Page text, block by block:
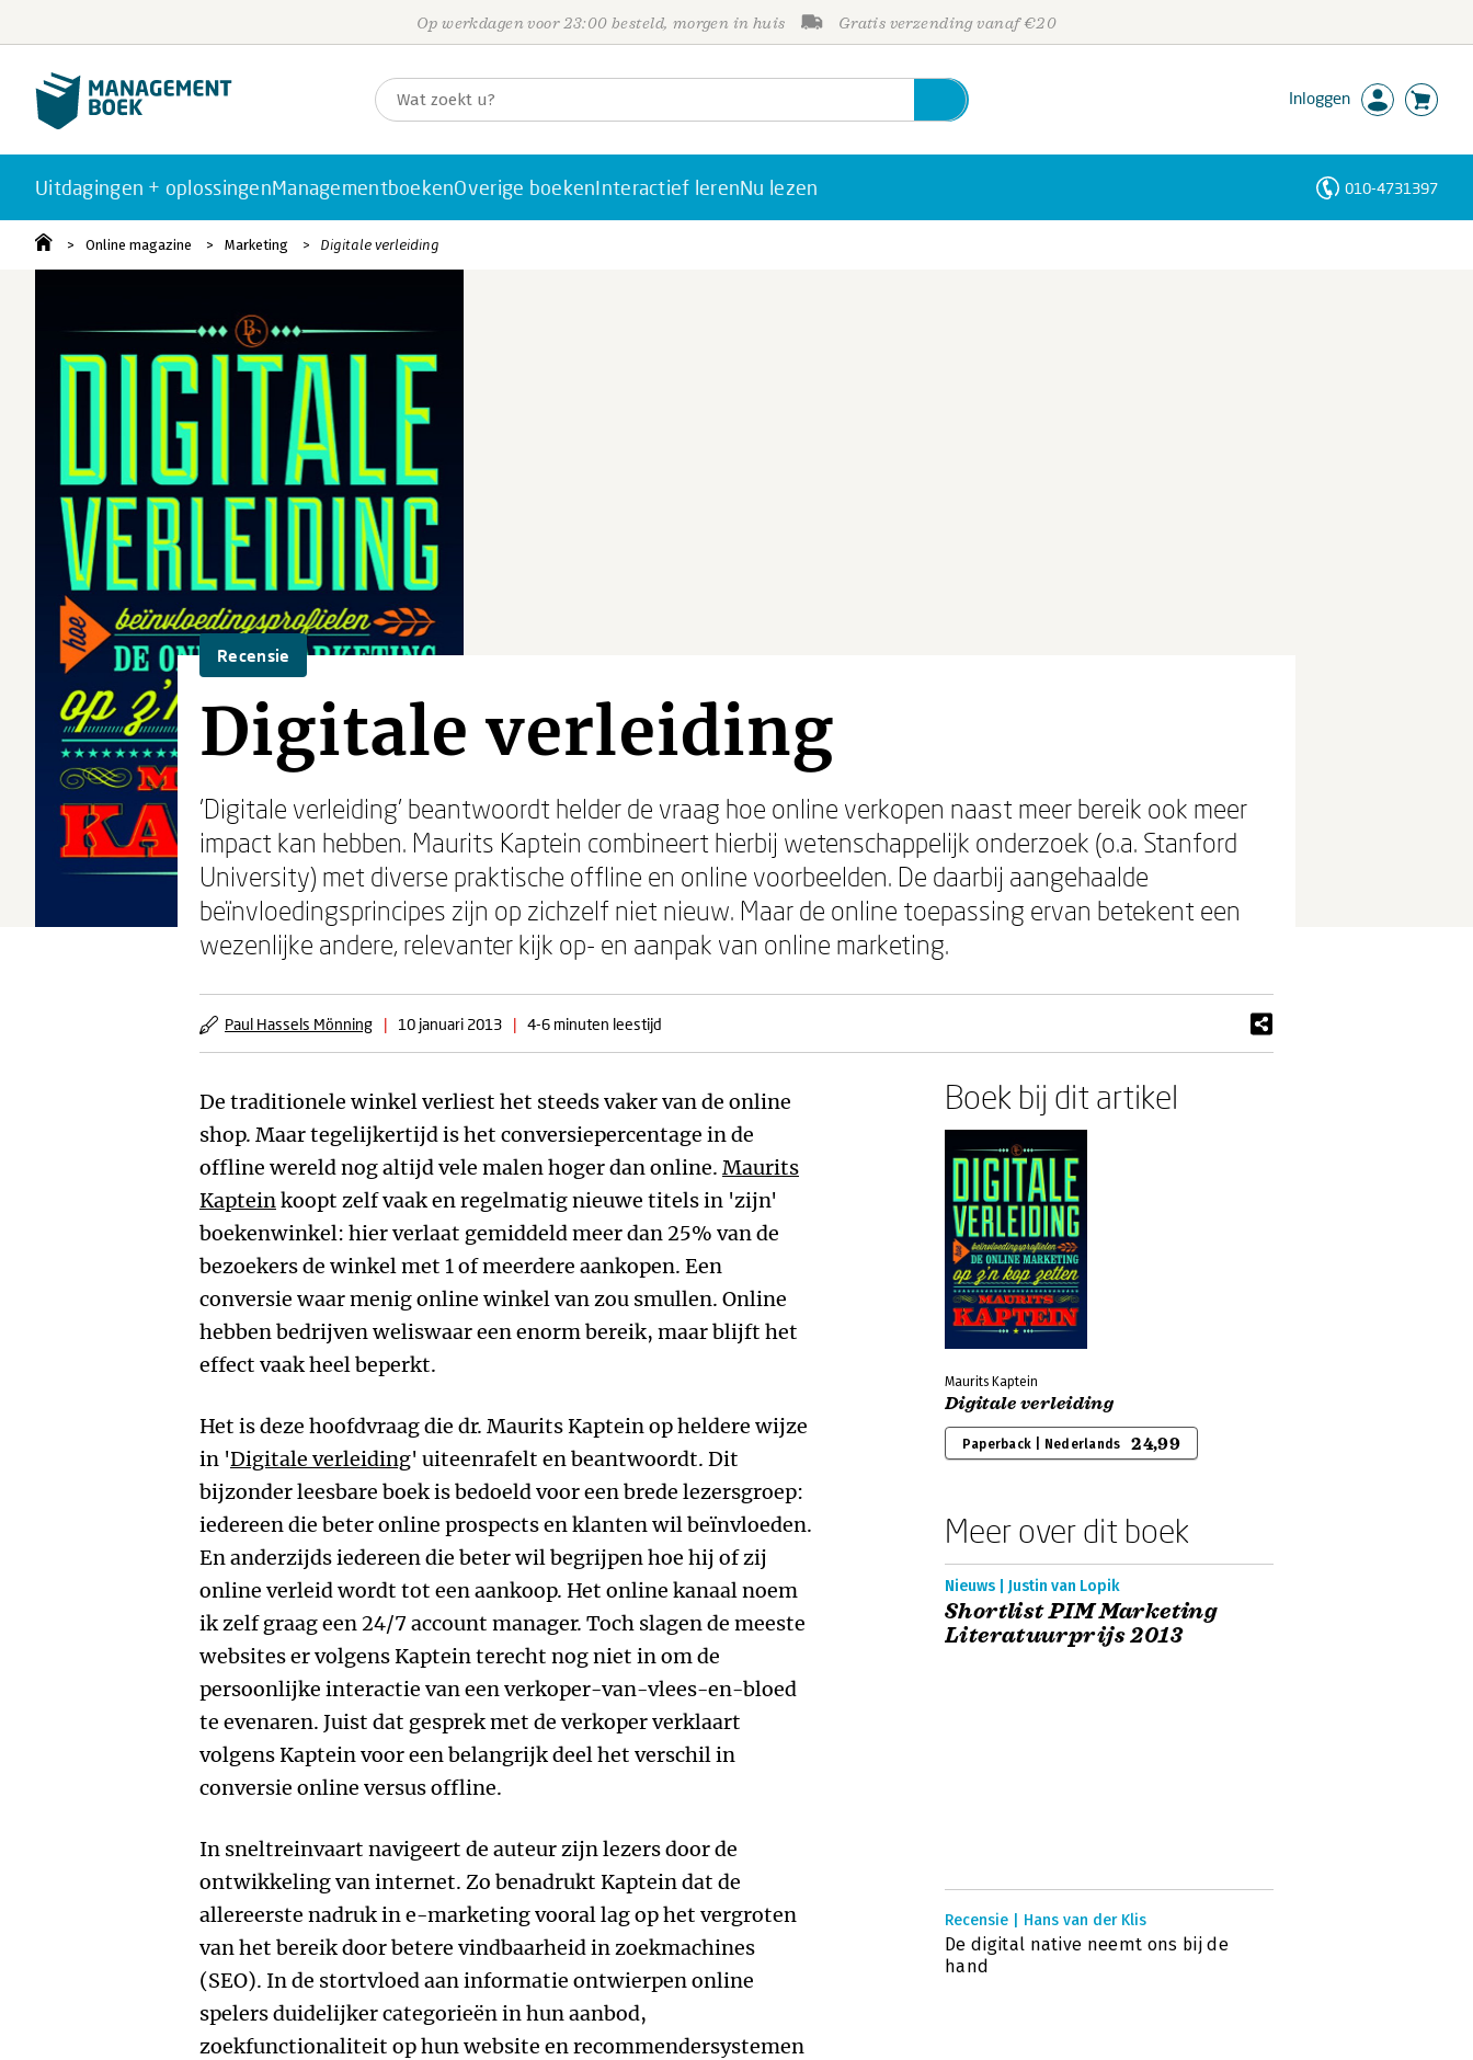
Op werkdagen voor 23:00 besteld, morgen in huis Gratis verzending vanaf €20
Inloggen
Uitdagingen + oplossingenManagementboekenOverige boekenInteractief lerenNu lezen 010-4731397
Online magazine Marketing Digitale verleiding
Recensie
Digitale verleiding
'Digitale verleiding' beantwoordt helder de vraag hoe online verkopen naast meer bereik ook meer
impact kan hebben. Maurits Kaptein combineert hierbij wetenschappelijk onderzoek (o.a. Stanford
University) met diverse praktische offline en online voorbeelden. De daarbij aangehaalde
beïnvloedingsprincipes zijn op zichzelf niet nieuw. Maar de online toepassing ervan betekent een
wezenlijke andere, relevanter kijk op- en aanpak van online marketing.
Paul Hassels Mönning | 10 januari 2013 | 4-6 minuten leestijd
De traditionele winkel verliest het steeds vaker van de online
shop. Maar tegelijkertijd is het conversiepercentage in de
offline wereld nog altijd vele malen hoger dan online. Maurits
Kapteinkoopt zelf vaak en regelmatig nieuwe titels in 'zijn'
boekenwinkel: hier verlaat gemiddeld meer dan 25% van de
bezoekers de winkel met 1 of meerdere aankopen. Een
conversie waar menig online winkel van zou smullen. Online
hebben bedrijven weliswaar een enorm bereik, maar blijft het
effect vaak heel beperkt.
Het is deze hoofdvraag die dr. Maurits Kaptein op heldere wijze
in 'Digitale verleiding' uiteenrafelt en beantwoordt. Dit
bijzonder leesbare boek is bedoeld voor een brede lezersgroep:
iedereen die beter online prospects en klanten wil beïnvloeden.
En anderzijds iedereen die beter wil begrijpen hoe hij of zij
online verleid wordt tot een aankoop. Het online kanaal noem
ik zelf graag een 24/7 account manager. Toch slagen de meeste
websites er volgens Kaptein terecht nog niet in om de
persoonlijke interactie van een verkoper-van-vlees-en-bloed
te evenaren. Juist dat gesprek met de verkoper verklaart
volgens Kaptein voor een belangrijk deel het verschil in
conversie online versus offline.
In sneltreinvaart navigeert de auteur zijn lezers door de
ontwikkeling van internet. Zo benadrukt Kaptein dat de
allereerste nadruk in e-marketing vooral lag op het vergroten
van het bereik door betere vindbaarheid in zoekmachines
(SEO). In de stortvloed aan informatie ontwierpen online
spelers duidelijker categorieën in hun aanbod,
zoekfunctionaliteit op hun website en recommendersystemen
Boek bij dit artikel
Maurits Kaptein
Digitale verleiding
Paperback | Nederlands 24,99
Meer over dit boek
Nieuws | Justin van Lopik
Shortlist PIM Marketing
Literatuurprijs 2013
Recensie | Hans van der Klis
De digital native neemt ons bij de
hand
Personen